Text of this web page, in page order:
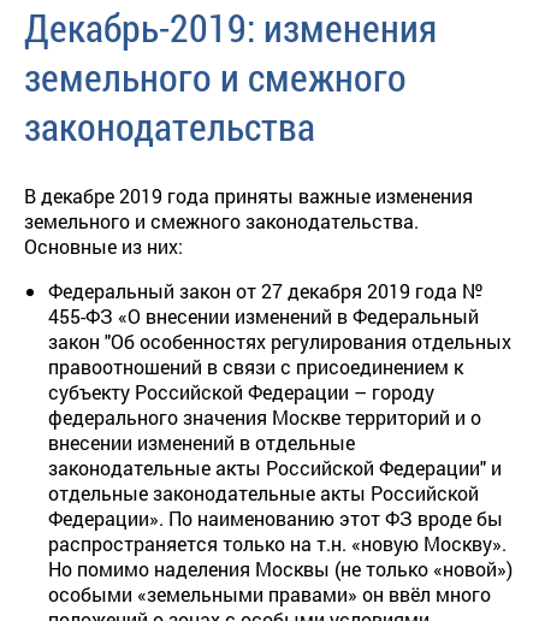
Декабрь-2019: изменения
земельного и смежного
законодательства
В декабре 2019 года приняты важные изменения
земельного и смежного законодательства.
Основные из них:
Федеральный закон от 27 декабря 2019 года №
455-ФЗ «О внесении изменений в Федеральный
закон "Об особенностях регулирования отдельных
правоотношений в связи с присоединением к
субъекту Российской Федерации – городу
федерального значения Москве территорий и о
внесении изменений в отдельные
законодательные акты Российской Федерации" и
отдельные законодательные акты Российской
Федерации». По наименованию этот ФЗ вроде бы
распространяется только на т.н. «новую Москву».
Но помимо наделения Москвы (не только «новой»)
особыми «земельными правами» он ввёл много